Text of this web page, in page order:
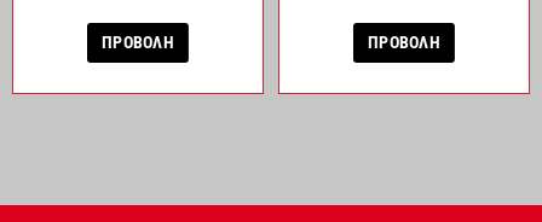
ΠΡΟΒΟΛΗ ΠΡΟΒΟΛΗ